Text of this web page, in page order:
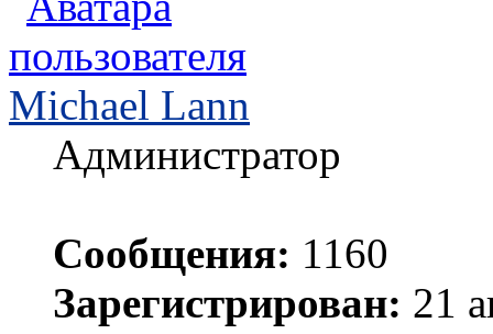
Michael Lann
Администратор
Сообщения: 1160
Зарегистрирован: 21